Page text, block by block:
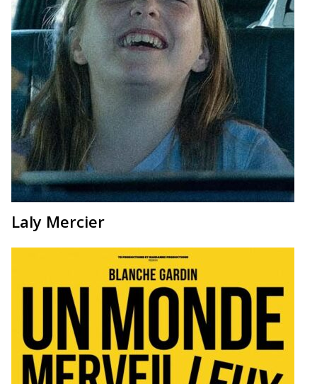
Laly Mercier